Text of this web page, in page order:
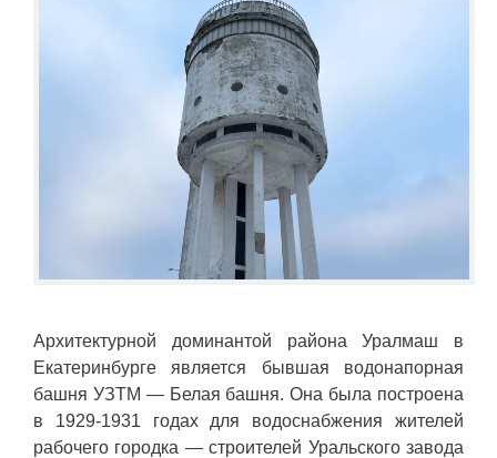
Архитектурной доминантой района Уралмаш в
Екатеринбурге является бывшая водонапорная
башня УЗТМ — Белая башня. Она была построена
в 1929-1931 годах для водоснабжения жителей
рабочего городка — строителей Уральского завода